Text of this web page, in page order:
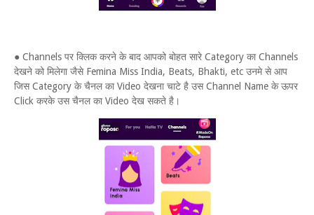
● Channels पर क्लिक करने के बाद आपको बोहत सारे Category का Channels
देखने को मिलेगा जैसे Femina Miss India, Beats, Bhakti, etc उनमे से आप
जिस Category के चैनल का Video देखना चाटे है उस Channel Name के ऊपर
Click करके उस चैनल का Video देख सकते है।